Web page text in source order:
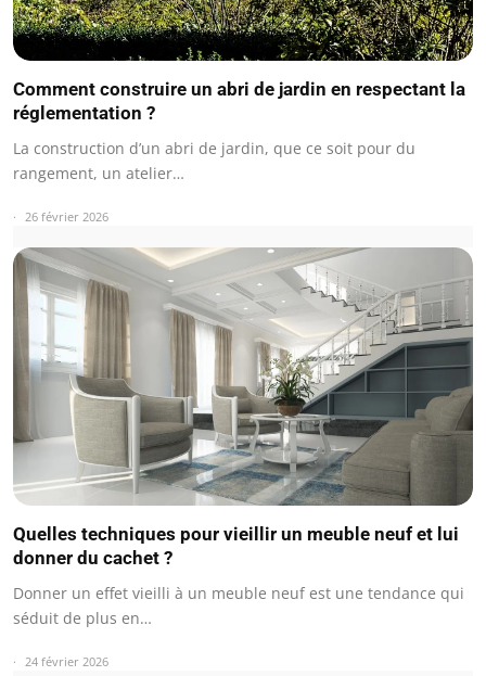
Comment construire un abri de jardin en respectant la
réglementation ?
La construction d’un abri de jardin, que ce soit pour du
rangement, un atelier…
26 février 2026
Quelles techniques pour vieillir un meuble neuf et lui
donner du cachet ?
Donner un effet vieilli à un meuble neuf est une tendance qui
séduit de plus en…
24 février 2026